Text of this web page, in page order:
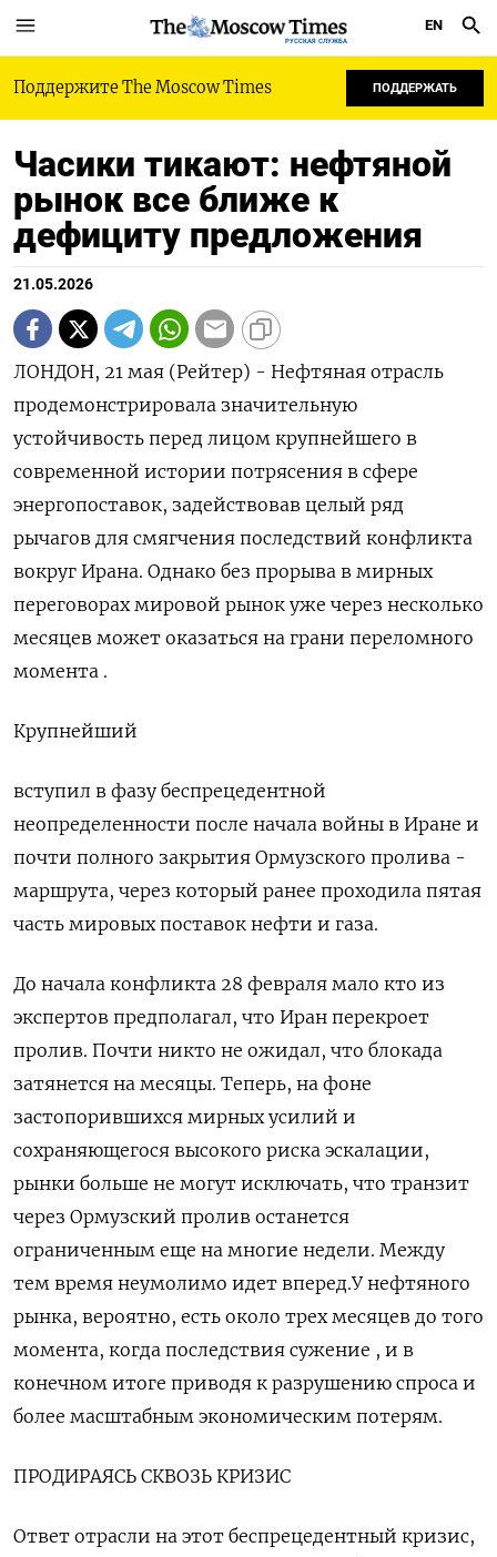
РУССКАЯ СЛУЖБА
EN
Поддержите The Moscow Times ПОДДЕРЖАТЬ
Часики тикают: нефтяной
рынок все ближе к
дефициту предложения
21.05.2026
ЛОНДОН, 21 мая (Рейтер) - Нефтяная отрасль
продемонстрировала значительную
устойчивость перед лицом крупнейшего в
современной истории потрясения в сфере
энергопоставок, задействовав целый ряд
рычагов для смягчения последствий конфликта
вокруг Ирана. Однако без прорыва в мирных
переговорах мировой рынок уже через несколько
месяцев может оказаться на грани переломного
момента .
Крупнейший
вступил в фазу беспрецедентной
неопределенности после начала войны в Иране и
почти полного закрытия Ормузского пролива -
маршрута, через который ранее проходила пятая
часть мировых поставок ‌нефти и газа.
До начала конфликта 28 февраля мало кто из
экспертов предполагал, что Иран перекроет
пролив. Почти никто не ожидал, что блокада
затянется на месяцы. Теперь, на фоне
застопорившихся мирных усилий и
сохраняющегося высокого риска эскалации,
рынки больше не могут исключать, что транзит
через Ормузский пролив останется
ограниченным еще на многие недели. Между
тем время неумолимо идет вперед.У нефтяного
рынка, вероятно, есть около трех месяцев до того
​момента, когда последствия сужение , и в
конечном итоге приводя к разрушению спроса ​и
более масштабным экономическим потерям.
ПРОДИРАЯСЬ СКВОЗЬ КРИЗИС
Ответ отрасли на этот беспрецедентный ​кризис,